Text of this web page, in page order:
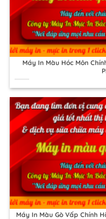
Máy In Màu Hóc Môn
Máy In Màu Gò Vấp Chính